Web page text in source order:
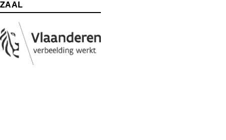
ZAAL
Media
Afbeelding